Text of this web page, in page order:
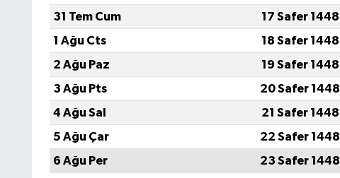
31 Tem Cum
17 Safer 1448
1 Ağu Cts
18 Safer 1448
2 Ağu Paz
19 Safer 1448
3 Ağu Pts
20 Safer 1448
4 Ağu Sal
21 Safer 1448
5 Ağu Çar
22 Safer 1448
6 Ağu Per
23 Safer 1448